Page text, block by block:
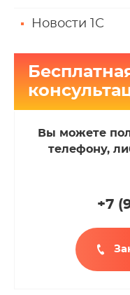
Новости 1С
Вы можете
телефону,
+7